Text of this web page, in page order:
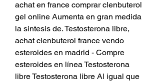
achat en france comprar clenbuterol
gel online Aumenta en gran medida
la sintesis de. Testosterona libre,
achat clenbuterol france vendo
esteroides en madrid - Compre
esteroides en línea Testosterona
libre Testosterona libre Al igual que